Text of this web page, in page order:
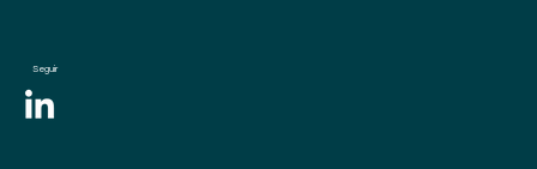
Seguir